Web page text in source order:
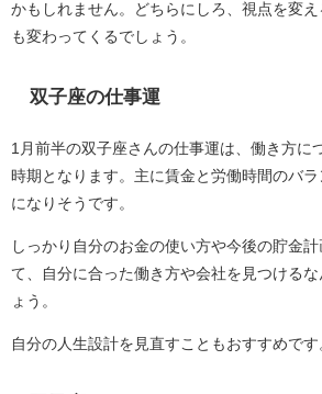
かもしれません。どちらにしろ、視点を変
も変わってくるでしょう。
双子座の仕事運
1月前半の双子座さんの仕事運は、働き方に
時期となります。主に賃金と労働時間のバ
になりそうです。
しっかり自分のお金の使い方や今後の貯金
て、自分に合った働き方や会社を見つける
ょう。
自分の人生設計を見直すこともおすすめです